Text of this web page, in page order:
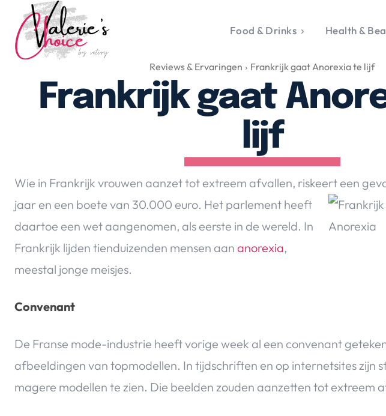
Valerie's Topics
Travel & Culture
Food & Drinks
Happyness & Opmerkelijk
Duurzaamheid
Gadgets & Tech
Top 5 van Valerie
Health & Beauty
Huis & Tuin
Nieuws & Media
Over
De Top 5
Food & Drinks Health &
Reviews & Ervaringen Frankrijk gaat Anorexia te lijf
Frankrijk gaat
lijf
Wie in Frankrijk vrouwen aanzet tot extreem afvallen, riskeert een
jaar en een boete van 30.000 euro. Het parlement heeft
daartoe een wet aangenomen, als eerste in de wereld. In
Frankrijk lijden tienduizenden mensen aan anorexia,
meestal jonge meisjes.
Convenant
De Franse mode-industrie heeft vorige week al een convenant
afbeeldingen van topmodellen. In tijdschriften en op internetsites zijn
magere modellen te zien. Die beelden zouden aanzetten tot extreem